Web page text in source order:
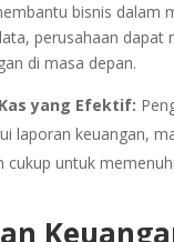
bisnis dalam
perusahaan
di masa depan.
yang Efektif:
laporan keuangan,
untuk